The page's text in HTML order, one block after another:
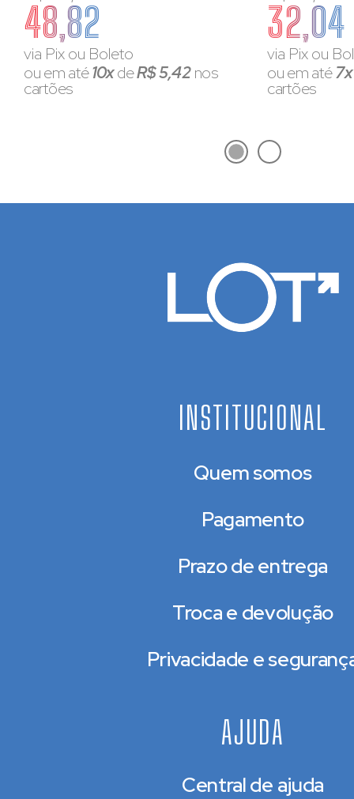
48,82
via Pix ou Boleto
ou em até10xdeR$ 5,42nos
cartões
32,04
via Pix ou
ou em até
cartões
INSTITUCIONAL
Quem somos
Pagamento
Prazo de entrega
Troca e devolução
Privacidade e
AJUDA
Central de ajuda